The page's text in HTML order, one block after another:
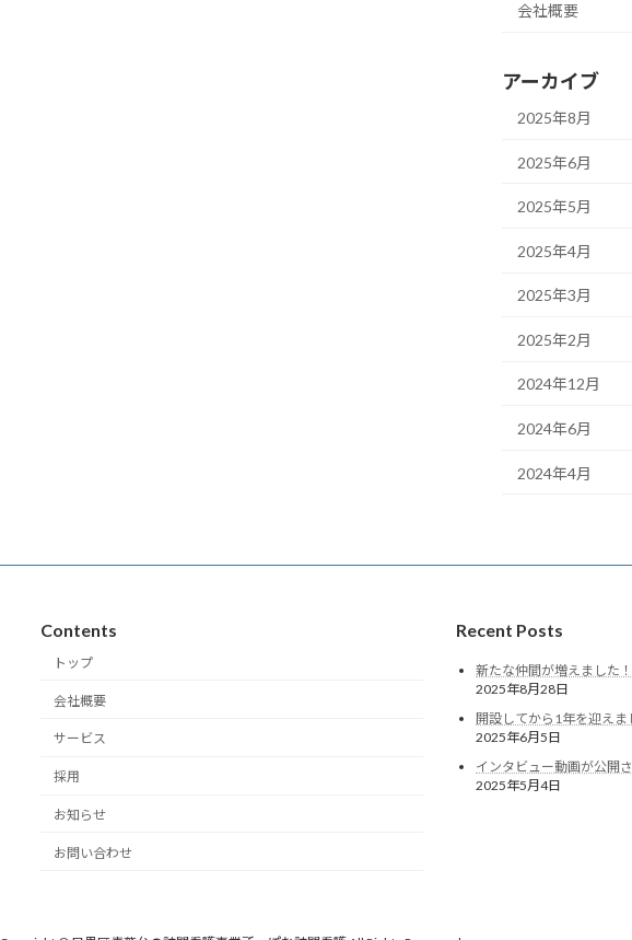
会社概要
アーカイブ
2025年8月
2025年6月
2025年5月
2025年4月
2025年3月
2025年2月
2024年12月
2024年6月
2024年4月
Contents
トップ
会社概要
サービス
採用
お知らせ
お問い合わせ
Recent Posts
新たな仲間が増えました！
2025年8月28日
開設してから1年を迎えま
2025年6月5日
インタビュー動画が公開
2025年5月4日